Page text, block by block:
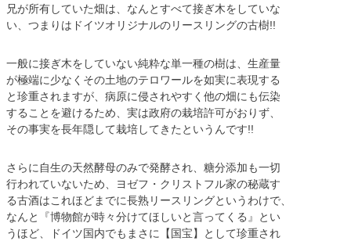
兄が所有していた畑は、なんとすべて接ぎ木をしていな
い、つまりはドイツオリジナルのリースリングの古樹!!
一般に接ぎ木をしていない純粋な単一種の樹は、生産量
が極端に少なくその土地のテロワールを如実に表現する
と珍重されますが、病原に侵されやすく他の畑にも伝染
することを避けるため、実は政府の栽培許可がおりず、
その事実を長年隠して栽培してきたというんです!!
さらに自生の天然酵母のみで発酵され、糖分添加も一切
行われていないため、ヨゼフ・クリストフル家の秘蔵す
る古酒はこれほどまでに長熟リースリングというわけで、
なんと『博物館が時々分けてほしいと言ってくる』とい
うほど、ドイツ国内でもまさに【国宝】として珍重され